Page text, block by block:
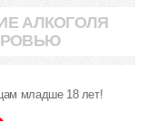
АЛКОГОЛЯ
младше 18 лет!